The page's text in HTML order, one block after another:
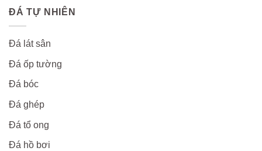
ĐÁ TỰ NHIÊN
Đá lát sân
Đá ốp tường
Đá bóc
Đá ghép
Đá tổ ong
Đá hồ bơi